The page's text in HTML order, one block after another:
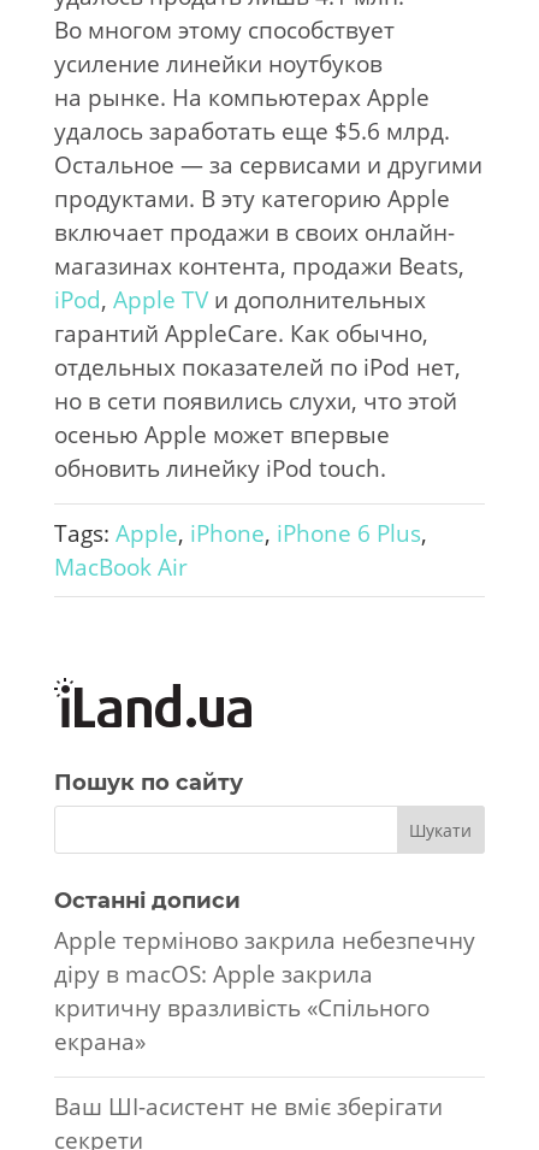
Во многом этому способствует
усиление линейки ноутбуков
на рынке. На компьютерах Apple
удалось заработать еще $5.6 млрд.
Остальное —за сервисами и другими
продуктами. В эту категорию Apple
включает продажи в своих онлайн-
магазинахконтента, продажи Beats,
iPod, Apple TV и дополнительных
гарантий AppleCare. Как обычно,
отдельных показателей по iPod нет,
но в сети появились слухи, что этой
осенью Apple может впервые
обновить линейку iPod touch.
Tags: Apple, iPhone, iPhone 6 Plus,
MacBook Air
Пошук по сайту
Останні дописи
Apple терміново закрила небезпечну
діру в macOS: Apple закрила
критичну вразливість «Спільного
екрана»
Ваш ШІ-асистент не вміє зберігати
секрети